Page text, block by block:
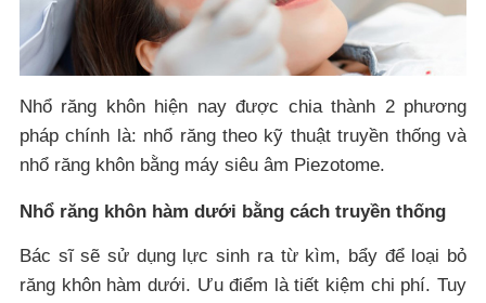
Nhổ răng khôn hiện nay được chia thành 2 phương
pháp chính là: nhổ răng theo kỹ thuật truyền thống và
nhổ răng khôn bằng máy siêu âm Piezotome.
Nhổ răng khôn hàm dưới bằng cách truyền thống
Bác sĩ sẽ sử dụng lực sinh ra từ kìm, bẩy để loại bỏ
răng khôn hàm dưới. Ưu điểm là tiết kiệm chi phí. Tuy